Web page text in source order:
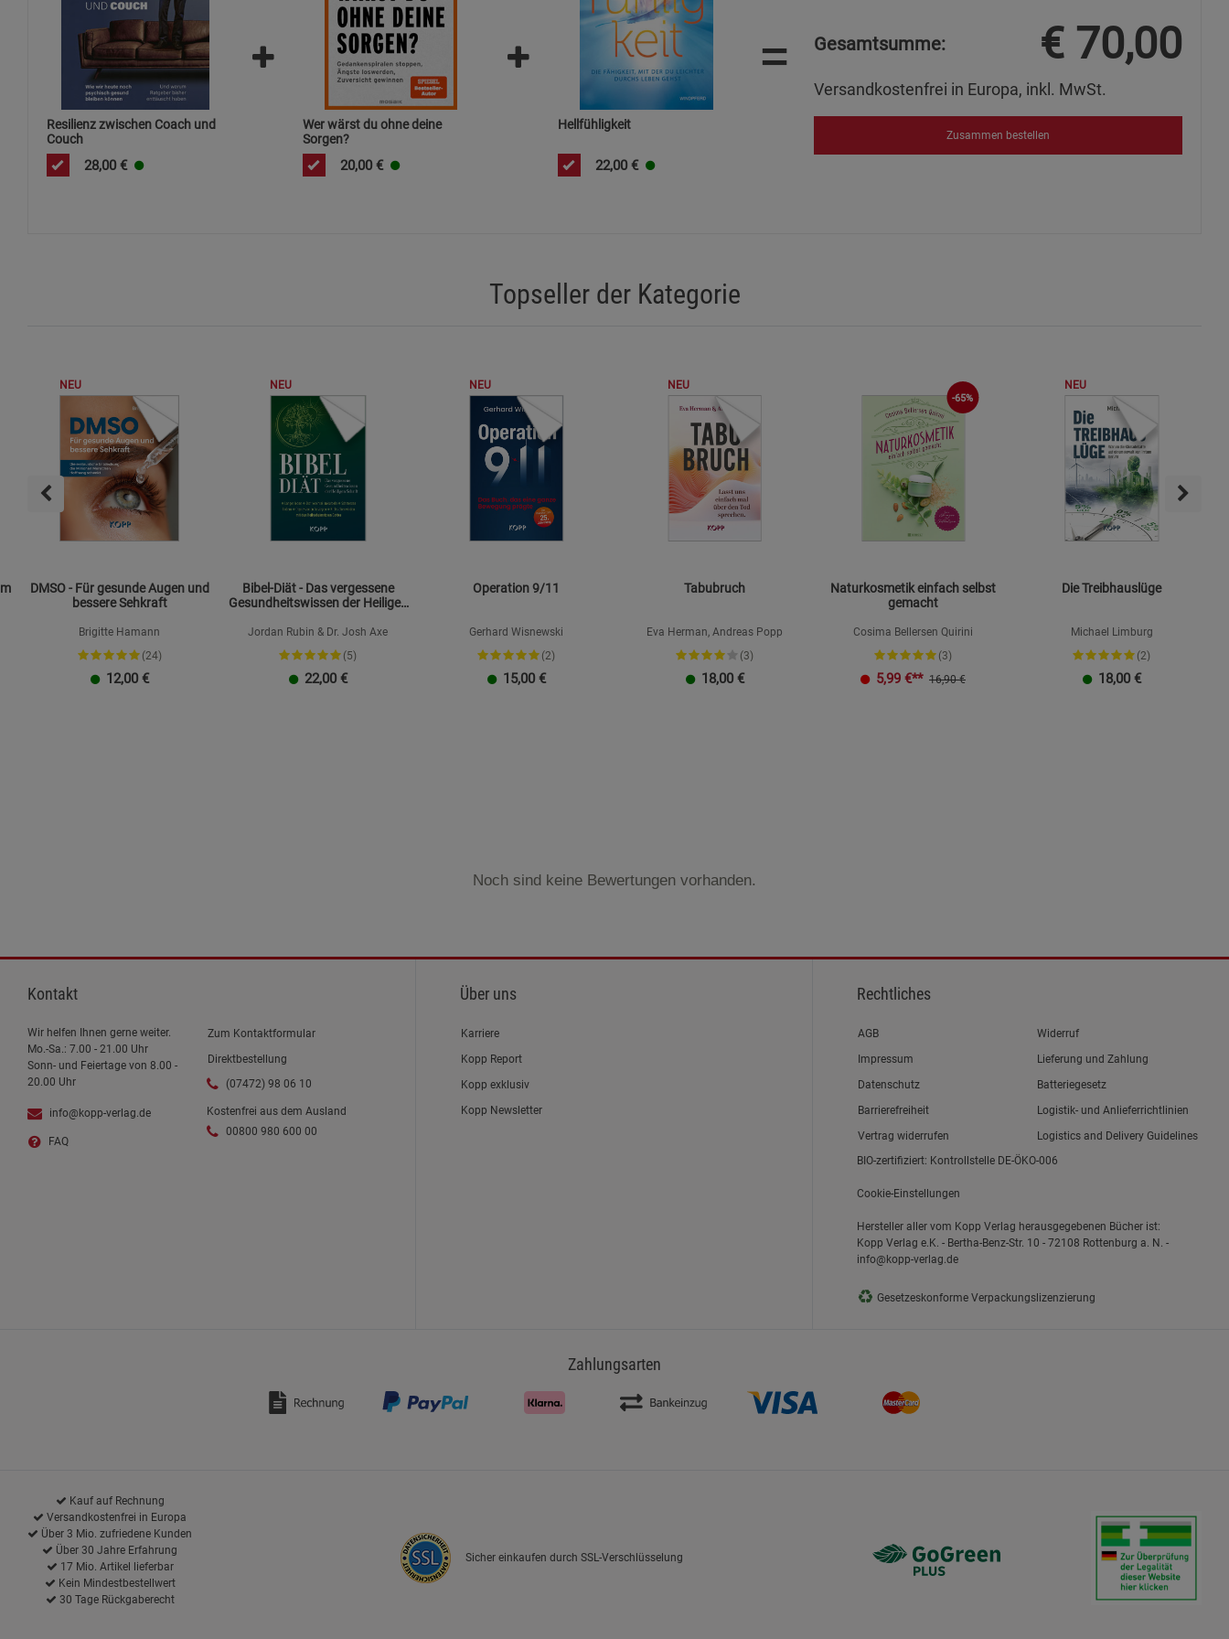
Resilienz zwischen Coach und
Couch
28,00 €
Wer wärst du ohne deine
Sorgen?
20,00 €
Hellfühligkeit
22,00 €
= Gesamtsumme: € 70,00
Versandkostenfrei in Europa, inkl. MwSt.
Zusammen bestellen
Topseller der Kategorie
NEU
DMSO - Für gesunde Augen und
bessere Sehkraft
Brigitte Hamann
(24)
12,00 €
NEU
Bibel-Diät - Das vergessene
Gesundheitswissen der Heiligen
Jordan Rubin & Dr. Josh Axe
(5)
22,00 €
NEU
Operation 9/11
Gerhard Wisnewski
(2)
15,00 €
NEU
Tabubruch
Eva Herman, Andreas Popp
(3)
18,00 €
-65%
Naturkosmetik einfach selbst
gemacht
Cosima Bellersen Quirini
(3)
5,99 €** 16,90 €
NEU
Die Treibhauslüge
Michael Limburg
(2)
18,00 €
Noch sind keine Bewertungen vorhanden.
Kontakt
Wir helfen Ihnen gerne weiter.
Mo.-Sa.: 7.00 - 21.00 Uhr
Sonn- und Feiertage von 8.00 -
20.00 Uhr
info@kopp-verlag.de
FAQ
Zum Kontaktformular
Direktbestellung
(07472) 98 06 10
Kostenfrei aus dem Ausland
00800 980 600 00
Über uns
Karriere
Kopp Report
Kopp exklusiv
Kopp Newsletter
Rechtliches
Link zum/zur
AGB
Link zum/zur
Impressum
Link zum/zur
Datenschutz
Link zum/zur
Barrierefreiheit
Vertrag widerrufen
Widerruf
Lieferung und Zahlung
Batteriegesetz
Logistik- und Anlieferrichtlinien
Logistics and Delivery Guidelines
BIO-zertifiziert: Kontrollstelle DE-ÖKO-006
Cookie-Einstellungen
Hersteller aller vom Kopp Verlag herausgegebenen Bücher ist:
Kopp Verlag e.K. - Bertha-Benz-Str. 10 - 72108 Rottenburg a. N. -
info@kopp-verlag.de
♻ Gesetzeskonforme Verpackungslizenzierung
Zahlungsarten
Kauf auf Rechnung
Versandkostenfrei in Europa
Über 3 Mio. zufriedene Kunden
Über 30 Jahre Erfahrung
17 Mio. Artikel lieferbar
Kein Mindestbestellwert
30 Tage Rückgaberecht
Sicher einkaufen durch SSL-Verschlüsselung
Cookie-Informationen anzeigen
Funktionale Cookies (1) Funktionale Cookies
Beschreibung Funktionale Cookies
Marketing Cookies (3)
Datenschutzerklärung